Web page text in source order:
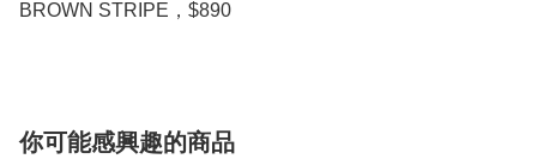
你可能感興趣的商品